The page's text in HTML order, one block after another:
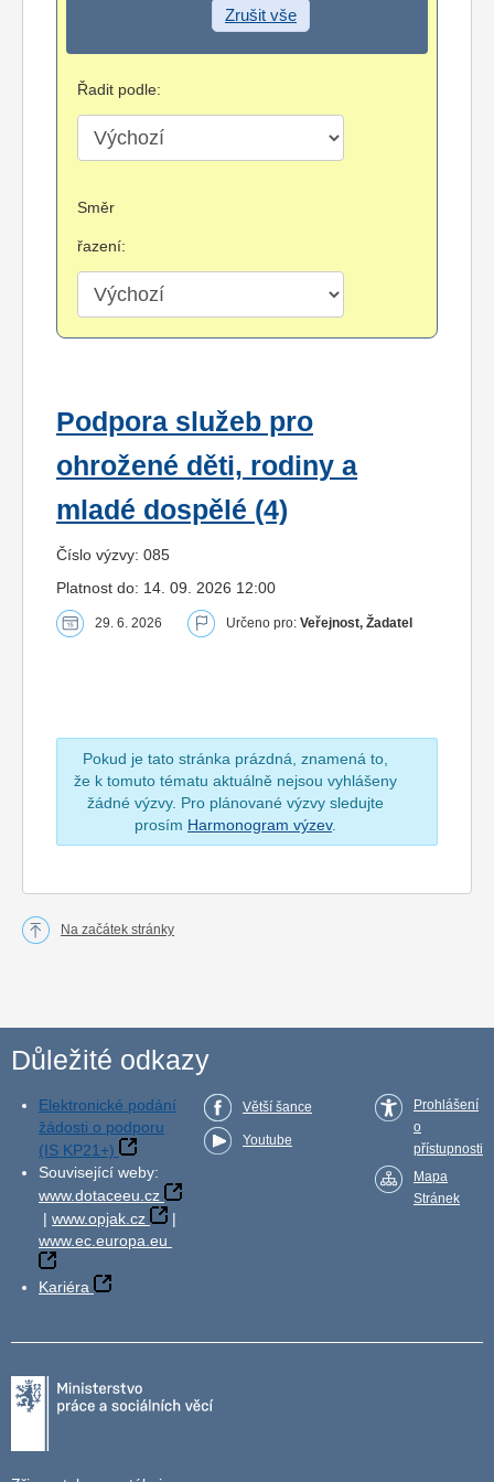
Zrušit vše
Řadit podle:
Směr
řazení:
Podpora služeb pro
ohrožené děti, rodiny a
mladé dospělé (4)
Číslo výzvy: 085
Platnost do: 14. 09. 2026 12:00
29. 6. 2026 Určeno pro: Veřejnost, Žadatel
Pokud je tato stránka prázdná, znamená to,
že k tomuto tématu aktuálně nejsou vyhlášeny
žádné výzvy. Pro plánované výzvy sledujte
prosím Harmonogram výzev.
Na začátek stránky
Důležité odkazy
Elektronické podání
žádosti o podporu
(IS KP21+)
Související weby:
www.dotaceeu.cz
| www.opjak.cz
|
www.ec.europa.eu
Kariéra
Větší šance
Youtube
Prohlášení
o
přístupnosti
Mapa
Stránek